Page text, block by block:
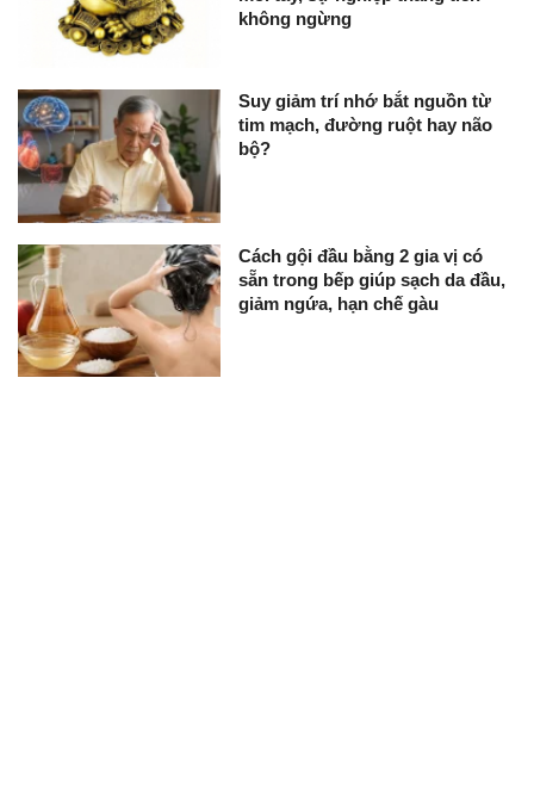
không ngừng
Suy giảm trí nhớ bắt nguồn từ
tim mạch, đường ruột hay não
bộ?
Cách gội đầu bằng 2 gia vị có
sẵn trong bếp giúp sạch da đầu,
giảm ngứa, hạn chế gàu